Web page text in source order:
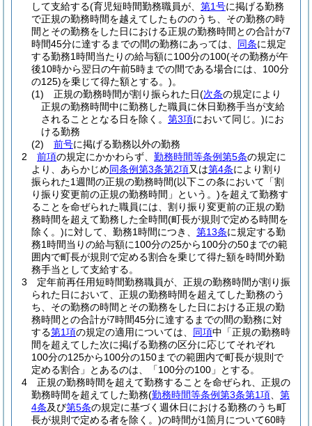
して支給する(育児短時間勤務職員が、 第1号に掲げる勤務
で正規の勤務時間を越えてしたもののうち、その勤務の時
間とその勤務をした日における正規の勤務時間との合計が7
時間45分に達するまでの間の勤務にあっては、 同条に規定
する勤務1時間当たりの給与額に100分の100(その勤務が午
後10時から翌日の午前5時までの間である場合には、100分
の125)を乗じて得た額とする。)。
(1)
正規の勤務時間が割り振られた日(次条の規定により
正規の勤務時間中に勤務した職員に休日勤務手当が支給
されることとなる日を除く。 第3項において同じ。)にお
ける勤務
(2)
前号に掲げる勤務以外の勤務
2
前項の規定にかかわらず、 勤務時間等条例第5条の規定に
より、あらかじめ同条例第3条第2項又は第4条により割り
振られた1週間の正規の勤務時間(以下この条において「割
り振り変更前の正規の勤務時間」という。)を超えて勤務す
ることを命ぜられた職員には、割り振り変更前の正規の勤
務時間を超えて勤務した全時間(町長が規則で定める時間を
除く。)に対して、勤務1時間につき、 第13条に規定する勤
務1時間当りの給与額に100分の25から100分の50までの範
囲内で町長が規則で定める割合を乗じて得た額を時間外勤
務手当として支給する。
3
定年前再任用短時間勤務職員が、正規の勤務時間が割り振
られた日において、正規の勤務時間を超えてした勤務のう
ち、その勤務の時間とその勤務をした日における正規の勤
務時間との合計が7時間45分に達するまでの間の勤務に対
する第1項の規定の適用については、 同項中「正規の勤務時
間を超えてした次に掲げる勤務の区分に応じてそれぞれ
100分の125から100分の150までの範囲内で町長が規則で
定める割合」とあるのは、「100分の100」とする。
4
正規の勤務時間を超えて勤務することを命ぜられ、正規の
勤務時間を超えてした勤務(勤務時間等条例第3条第1項
第
4条及び第5条の規定に基づく週休日における勤務のうち町
長が規則で定める者を除く。)の時間が1箇月について60時